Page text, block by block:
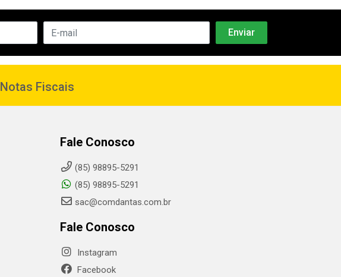
Notas Fiscais
Fale Conosco
(85) 98895-5291
(85) 98895-5291
sac@comdantas.com.br
Fale Conosco
Instagram
Facebook